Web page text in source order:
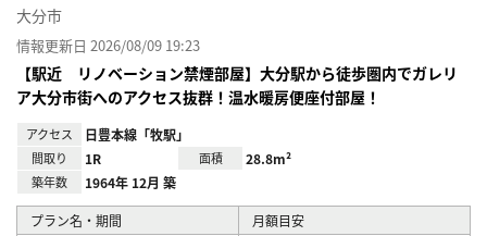
大分市
情報更新日 2026/08/09 19:23
【駅近 リノベーション禁煙部屋】大分駅から徒歩圏内でガレリ
ア大分市街へのアクセス抜群！温水暖房便座付部屋！
アクセス 日豊本線「牧駅」
間取り 1R 面積 28.8m²
築年数 1964年 12月 築
プラン名・期間
月額目安